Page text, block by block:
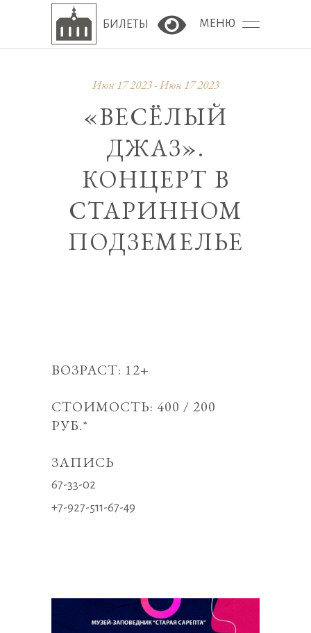
БИЛЕТЫ Версия сайта для
МЕНЮ
Июн 17 2023 - Июн 17 2023
«ВЕСЁЛЫЙ
ДЖАЗ».
КОНЦЕРТ В
СТАРИННОМ
ПОДЗЕМЕЛЬЕ
ВОЗРАСТ: 12+
СТОИМОСТЬ: 400 / 200
РУБ.*
ЗАПИСЬ
67-33-02
+7-927-511-67-49